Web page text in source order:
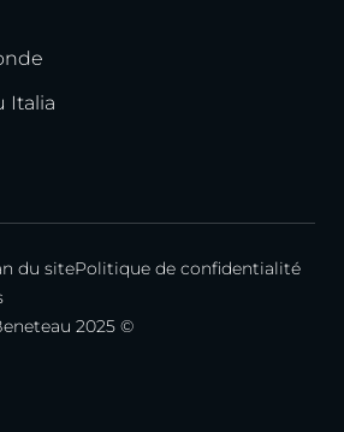
Italia
du sitePolitique de confidentialité
2025 ©